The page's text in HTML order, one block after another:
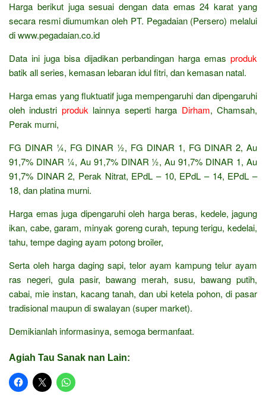
Harga berikut juga sesuai dengan data emas 24 karat yang
secara resmi diumumkan oleh PT. Pegadaian (Persero) melalui
di www.pegadaian.co.id
Data ini juga bisa dijadikan perbandingan harga emas produk
batik all series, kemasan lebaran idul fitri, dan kemasan natal.
Harga emas yang fluktuatif juga mempengaruhi dan dipengaruhi
oleh industri produklainnya seperti harga Dirham, Chamsah,
Perak murni,
FG DINAR ¼, FG DINAR ½, FG DINAR 1, FG DINAR 2, Au
91,7% DINAR ¼, Au 91,7% DINAR ½, Au 91,7% DINAR 1, Au
91,7% DINAR 2, Perak Nitrat, EPdL – 10, EPdL – 14, EPdL –
18, dan platina murni.
Harga emas juga dipengaruhi oleh harga beras, kedele, jagung
ikan, cabe, garam, minyak goreng curah, tepung terigu, kedelai,
tahu, tempe daging ayam potong broiler,
Serta oleh harga daging sapi, telor ayam kampung telur ayam
ras negeri, gula pasir, bawang merah, susu, bawang putih,
cabai, mie instan, kacang tanah, dan ubi ketela pohon, di pasar
tradisional maupun di swalayan (super market).
Demikianlah informasinya, semoga bermanfaat.
Agiah Tau Sanak nan Lain: